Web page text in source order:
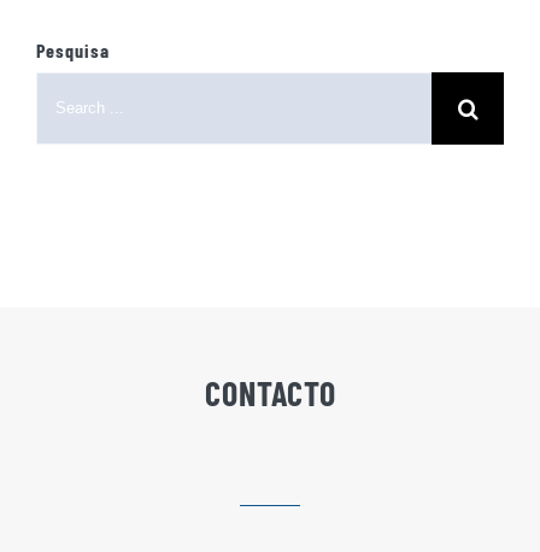
Pesquisa
CONTACTO